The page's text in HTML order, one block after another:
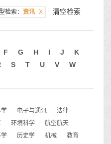
检索： 资讯 X 清空检索
F G H I J
K
S T U V
W
电子与通讯
法律
环境科学
航空航天
学 历史学 机械
教育